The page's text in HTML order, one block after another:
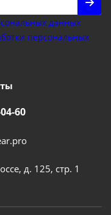
данных
персональных
60
д. 125, стр. 1